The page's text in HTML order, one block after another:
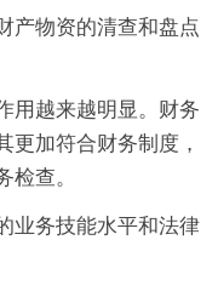
产物资的清查和盘点
用越来越明显。财务
更加符合财务制度，
查。
业务技能水平和法律